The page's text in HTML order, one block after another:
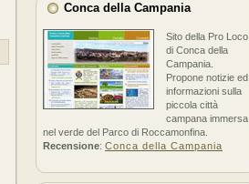
Conca della Campania
Sito della Pro Loco
di Conca della
Campania.
Propone notizie ed
informazioni sulla
piccola città
campana immersa
nel verde del Parco di Roccamonfina.
Recensione: Conca della Campania